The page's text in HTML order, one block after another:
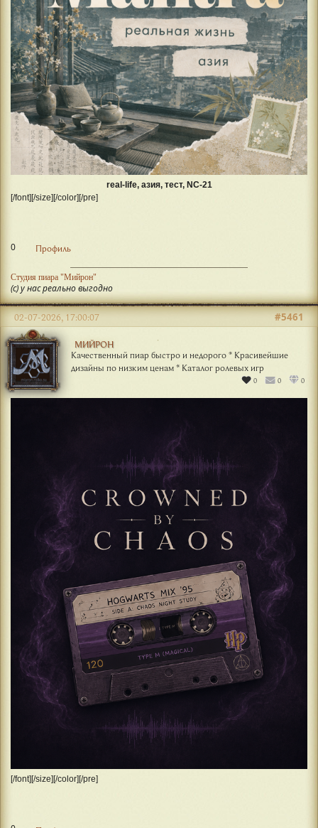
real-life, азия, тест, NC-21
[/font][/size][/color][/pre]
0 Профиль
Студия пиара "Мийрон"
(с) у нас реально выгодно
МИЙРОН
Качественный пиар быстро и недорого * Красивейшие
дизайны по низким ценам * Каталог ролевых игр
0 0 0
#5461
02-07-2026, 17:00:07
[/font][/size][/color][/pre]